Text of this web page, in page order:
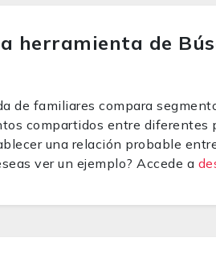
herramienta de
de familiares compara
compartidos entre diferentes
una relación probable
ver un ejemplo? Accede a